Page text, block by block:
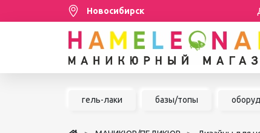
Новосибирск
Распродажа
гель-лаки базы/топы